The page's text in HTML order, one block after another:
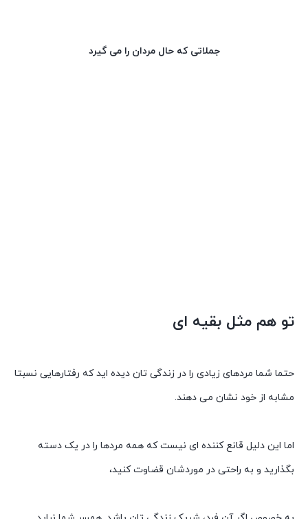
جملاتی که حال مردان را می گیرد
تو هم مثل بقیه ای
حتما شما مردهای زیادی را در زندگی تان دیده اید که رفتارهایی نسبتا
مشابه از خود نشان می دهند.
اما این دلیل قانع کننده ای نیست که همه مردها را در یک دسته
بگذارید و به راحتی در موردشان قضاوت کنید،